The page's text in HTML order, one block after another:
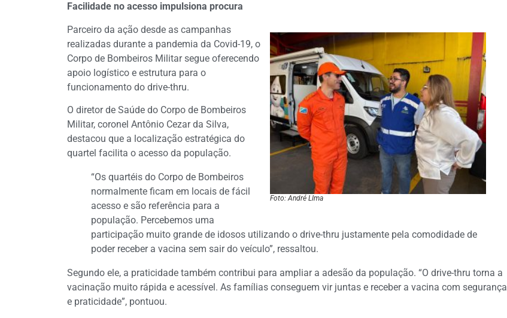
Facilidade no acesso impulsiona procura
Foto: André LIma
Parceiro da ação desde as campanhas
realizadas durante a pandemia da Covid-19, o
Corpo de Bombeiros Militar segue oferecendo
apoio logístico e estrutura para o
funcionamento do drive-thru.
O diretor de Saúde do Corpo de Bombeiros
Militar, coronel Antônio Cezar da Silva,
destacou que a localização estratégica do
quartel facilita o acesso da população.
“Os quartéis do Corpo de Bombeiros
normalmente ficam em locais de fácil
acesso e são referência para a
população. Percebemos uma
participação muito grande de idosos utilizando o drive-thru justamente pela comodidade de
poder receber a vacina sem sair do veículo”, ressaltou.
Segundo ele, a praticidade também contribui para ampliar a adesão da população. “O drive-thru torna a
vacinação muito rápida e acessível. As famílias conseguem vir juntas e receber a vacina com segurança
e praticidade”, pontuou.